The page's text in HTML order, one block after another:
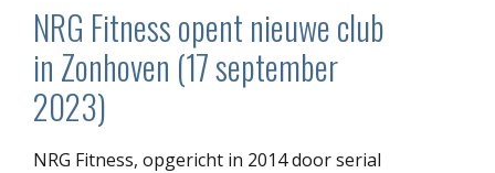
NRG Fitness opent nieuwe club
in Zonhoven (17 september
2023)
NRG Fitness, opgericht in 2014 door serial